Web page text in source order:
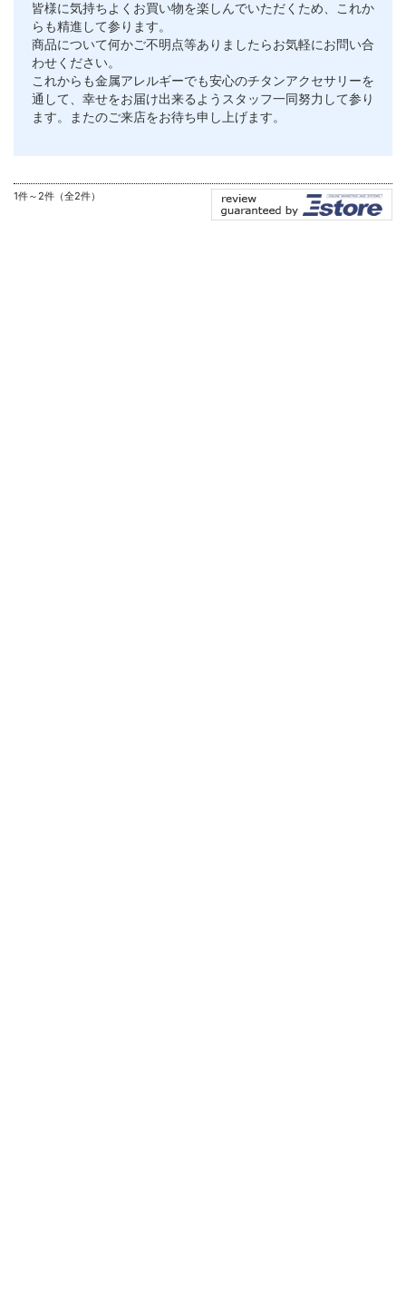
皆様に気持ちよくお買い物を楽しんでいただくため、これか
らも精進して参ります。
商品について何かご不明点等ありましたらお気軽にお問い合
わせください。
これからも金属アレルギーでも安心のチタンアクセサリーを
通して、幸せをお届け出来るようスタッフ一同努力して参り
ます。またのご来店をお待ち申し上げます。
1件～2件（全2件）